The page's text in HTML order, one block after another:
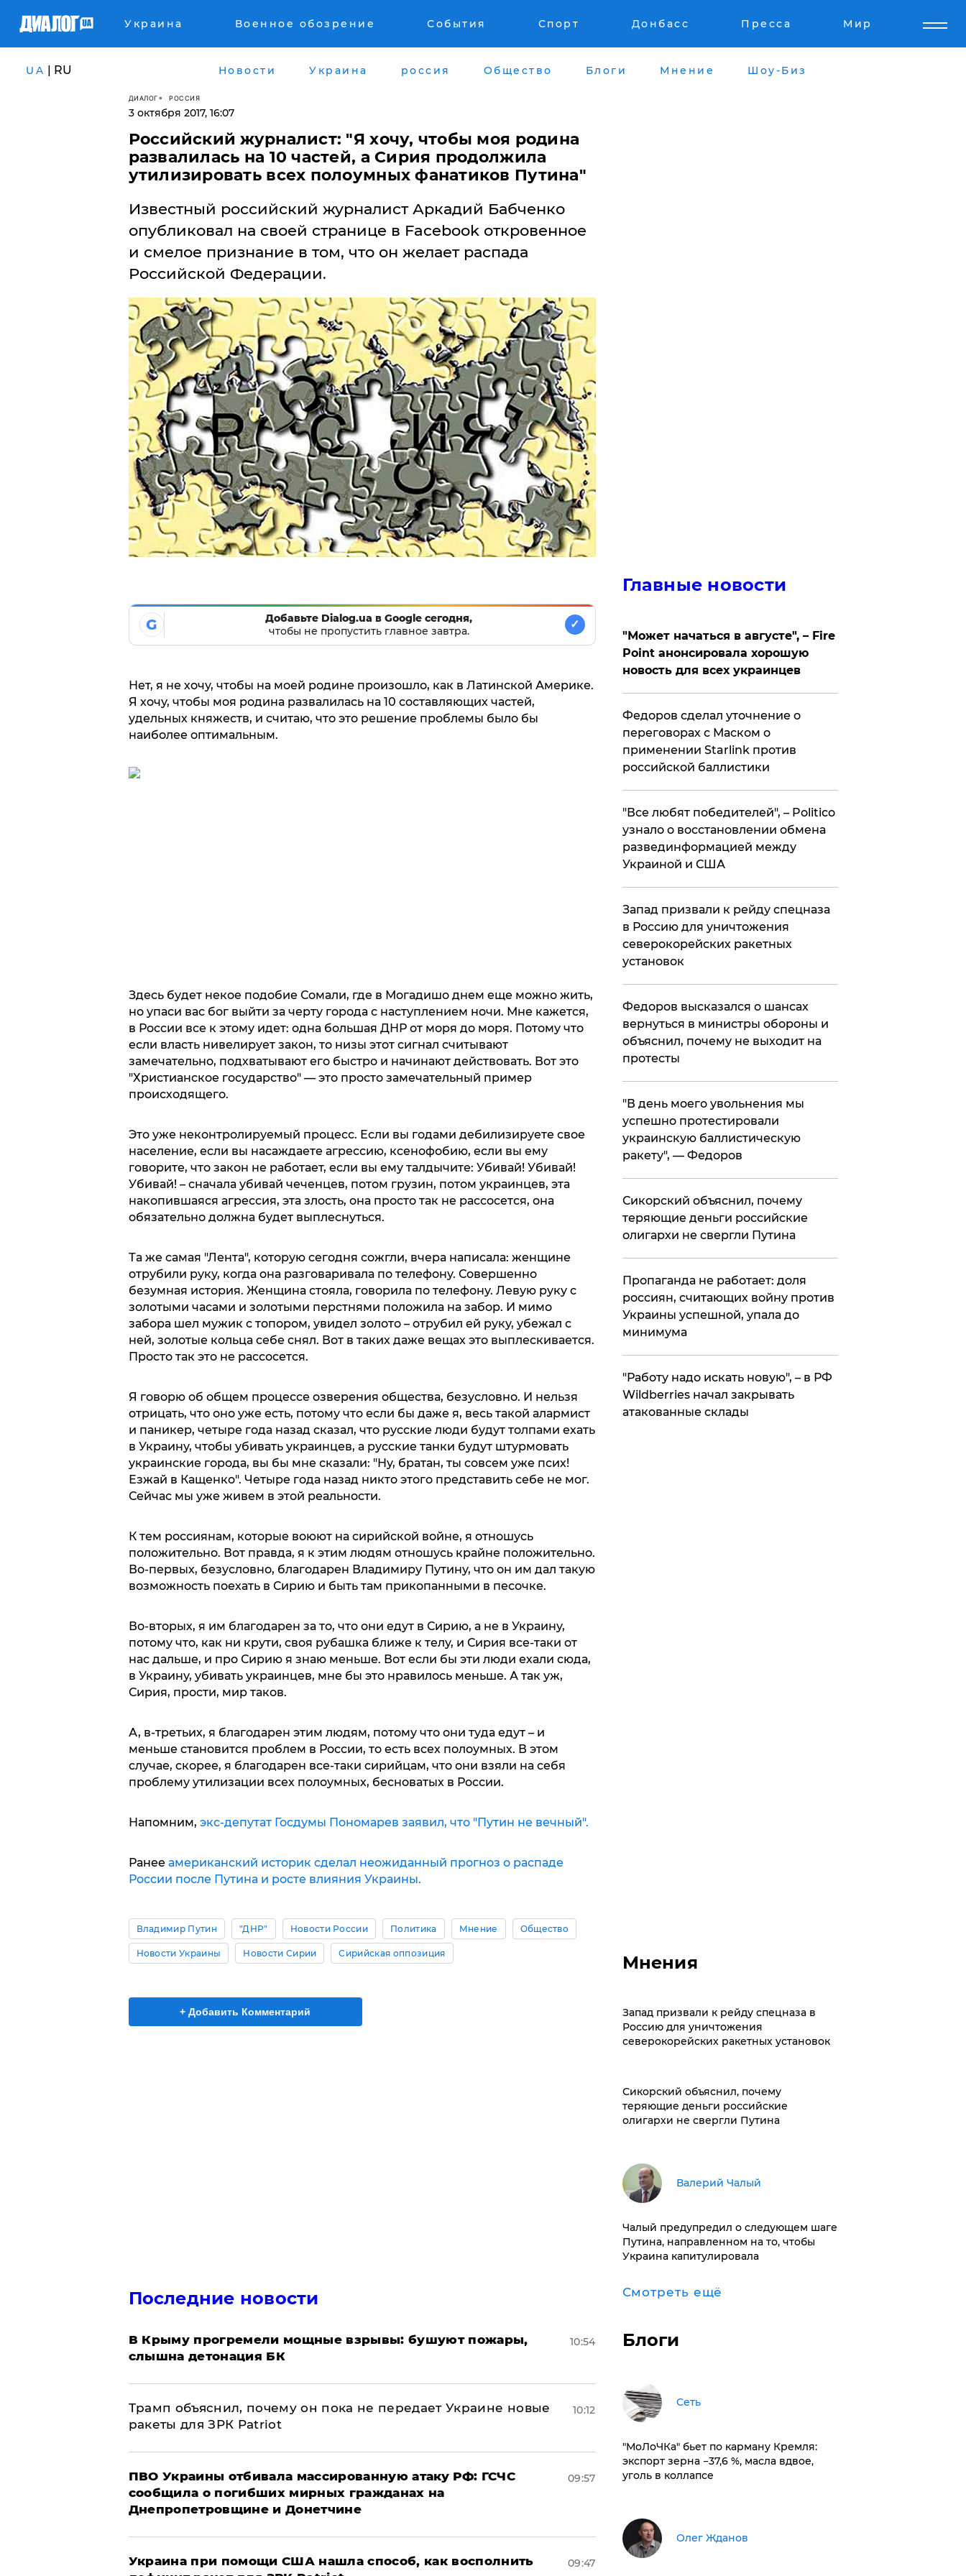
Украина Военное обозрение События Спорт Донбасс Пресса Мир
UA | RU Новости Украина россия Общество Блоги Мнение Шоу-Биз
ДИАЛОГ РОССИЯ
3 октября 2017, 16:07
Российский журналист: "Я хочу, чтобы моя родина
развалилась на 10 частей, а Сирия продолжила
утилизировать всех полоумных фанатиков Путина"
Известный российский журналист Аркадий Бабченко
опубликовал на своей странице в Facebook откровенное
и смелое признание в том, что он желает распада
Российской Федерации.
G
Добавьте Dialog.ua в Google сегодня,
чтобы не пропустить главное завтра.
✓
Нет, я не хочу, чтобы на моей родине произошло, как в Латинской Америке.
Я хочу, чтобы моя родина развалилась на 10 составляющих частей,
удельных княжеств, и считаю, что это решение проблемы было бы
наиболее оптимальным.
Здесь будет некое подобие Сомали, где в Могадишо днем еще можно жить,
но упаси вас бог выйти за черту города с наступлением ночи. Мне кажется,
в России все к этому идет: одна большая ДНР от моря до моря. Потому что
если власть нивелирует закон, то низы этот сигнал считывают
замечательно, подхватывают его быстро и начинают действовать. Вот это
"Христианское государство" — это просто замечательный пример
происходящего.
Это уже неконтролируемый процесс. Если вы годами дебилизируете свое
население, если вы насаждаете агрессию, ксенофобию, если вы ему
говорите, что закон не работает, если вы ему талдычите: Убивай! Убивай!
Убивай! – сначала убивай чеченцев, потом грузин, потом украинцев, эта
накопившаяся агрессия, эта злость, она просто так не рассосется, она
обязательно должна будет выплеснуться.
Та же самая "Лента", которую сегодня сожгли, вчера написала: женщине
отрубили руку, когда она разговаривала по телефону. Совершенно
безумная история. Женщина стояла, говорила по телефону. Левую руку с
золотыми часами и золотыми перстнями положила на забор. И мимо
забора шел мужик с топором, увидел золото – отрубил ей руку, убежал с
ней, золотые кольца себе снял. Вот в таких даже вещах это выплескивается.
Просто так это не рассосется.
Я говорю об общем процессе озверения общества, безусловно. И нельзя
отрицать, что оно уже есть, потому что если бы даже я, весь такой алармист
и паникер, четыре года назад сказал, что русские люди будут толпами ехать
в Украину, чтобы убивать украинцев, а русские танки будут штурмовать
украинские города, вы бы мне сказали: "Ну, братан, ты совсем уже псих!
Езжай в Кащенко". Четыре года назад никто этого представить себе не мог.
Сейчас мы уже живем в этой реальности.
К тем россиянам, которые воюют на сирийской войне, я отношусь
положительно. Вот правда, я к этим людям отношусь крайне положительно.
Во-первых, безусловно, благодарен Владимиру Путину, что он им дал такую
возможность поехать в Сирию и быть там прикопанными в песочке.
Во-вторых, я им благодарен за то, что они едут в Сирию, а не в Украину,
потому что, как ни крути, своя рубашка ближе к телу, и Сирия все-таки от
нас дальше, и про Сирию я знаю меньше. Вот если бы эти люди ехали сюда,
в Украину, убивать украинцев, мне бы это нравилось меньше. А так уж,
Сирия, прости, мир таков.
А, в-третьих, я благодарен этим людям, потому что они туда едут – и
меньше становится проблем в России, то есть всех полоумных. В этом
случае, скорее, я благодарен все-таки сирийцам, что они взяли на себя
проблему утилизации всех полоумных, бесноватых в России.
Напомним, экс-депутат Госдумы Пономарев заявил, что "Путин не вечный".
Ранее американский историк сделал неожиданный прогноз о распаде
России после Путина и росте влияния Украины.
Владимир Путин "ДНР" Новости России Политика Мнение Общество
Новости Украины Новости Сирии Сирийская оппозиция
+ Добавить Комментарий
Последние новости
В Крыму прогремели мощные взрывы: бушуют пожары,
слышна детонация БК
10:54
Трамп объяснил, почему он пока не передает Украине новые
ракеты для ЗРК Patriot
10:12
ПВО Украины отбивала массированную атаку РФ: ГСЧС
сообщила о погибших мирных гражданах на
Днепропетровщине и Донетчине
09:57
Украина при помощи США нашла способ, как восполнить
09:47
Главные новости
"Может начаться в августе", – Fire
Point анонсировала хорошую
новость для всех украинцев
Федоров сделал уточнение о
переговорах с Маском о
применении Starlink против
российской баллистики
​"Все любят победителей", – Politico
узнало о восстановлении обмена
развединформацией между
Украиной и США
Запад призвали к рейду спецназа
в Россию для уничтожения
северокорейских ракетных
установок
Федоров высказался о шансах
вернуться в министры обороны и
объяснил, почему не выходит на
протесты
​"В день моего увольнения мы
успешно протестировали
украинскую баллистическую
ракету", — Федоров
Сикорский объяснил, почему
теряющие деньги российские
олигархи не свергли Путина
​Пропаганда не работает: доля
россиян, считающих войну против
Украины успешной, упала до
минимума
"Работу надо искать новую", – в РФ
Wildberries начал закрывать
атакованные склады
Мнения
Запад призвали к рейду спецназа в
Россию для уничтожения
северокорейских ракетных установок
Сикорский объяснил, почему
теряющие деньги российские
олигархи не свергли Путина
Валерий Чалый
Чалый предупредил о следующем шаге
Путина, направленном на то, чтобы
Украина капитулировала
Смотреть ещё
Блоги
Сеть
​"МоЛоЧКа" бьет по карману Кремля:
экспорт зерна −37,6 %, масла вдвое,
уголь в коллапсе
Олег Жданов